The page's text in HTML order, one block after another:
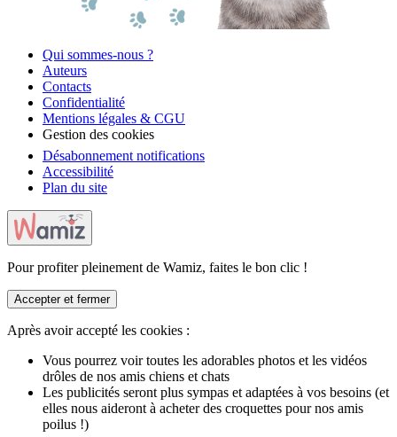
Qui sommes-nous ?
Auteurs
Contacts
Confidentialité
Mentions légales & CGU
Gestion des cookies
Désabonnement notifications
Accessibilité
Plan du site
Pour profiter pleinement de Wamiz, faites le bon clic !
Accepter et fermer
Après avoir accepté les cookies :
Vous pourrez voir toutes les adorables photos et les vidéos
drôles de nos amis chiens et chats
Les publicités seront plus sympas et adaptées à vos besoins (et
elles nous aideront à acheter des croquettes pour nos amis
poilus !)